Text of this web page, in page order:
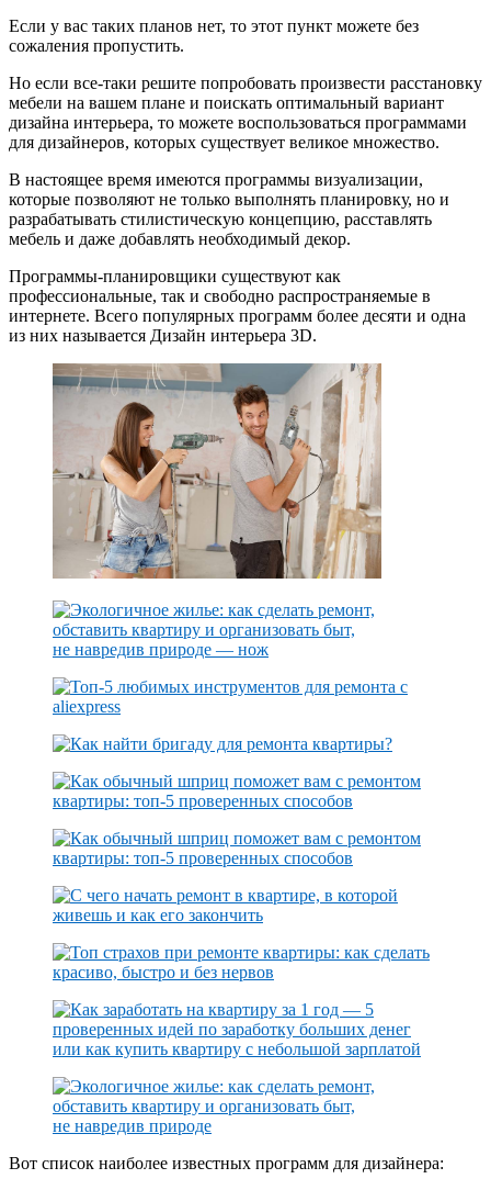
Если у вас таких планов нет, то этот пункт можете без
сожаления пропустить.
Но если все-таки решите попробовать произвести расстановку
мебели на вашем плане и поискать оптимальный вариант
дизайна интерьера, то можете воспользоваться программами
для дизайнеров, которых существует великое множество.
В настоящее время имеются программы визуализации,
которые позволяют не только выполнять планировку, но и
разрабатывать стилистическую концепцию, расставлять
мебель и даже добавлять необходимый декор.
Программы-планировщики существуют как
профессиональные, так и свободно распространяемые в
интернете. Всего популярных программ более десяти и одна
из них называется Дизайн интерьера 3D.
Вот список наиболее известных программ для дизайнера: